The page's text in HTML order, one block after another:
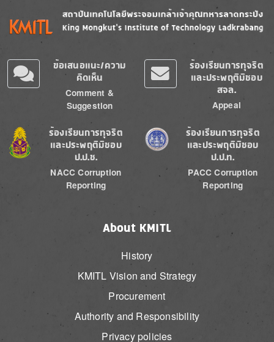
Image
ข้อเสนอแนะ/ความ
คิดเห็น
Comment &
Suggestion
ร้องเรียนการทุจริต
และประพฤติมิชอบ
สจล.
Appeal
Image
ร้องเรียนการทุจริต
และประพฤติมิชอบ
ป.ป.ช.
NACC Corruption
Reporting
Image
ร้องเรียนการทุจริต
และประพฤติมิชอบ
ป.ป.ท.
PACC Corruption
Reporting
About KMITL
History
KMITL Vision and Strategy
Procurement
Authority and Responsibility
Privacy policies